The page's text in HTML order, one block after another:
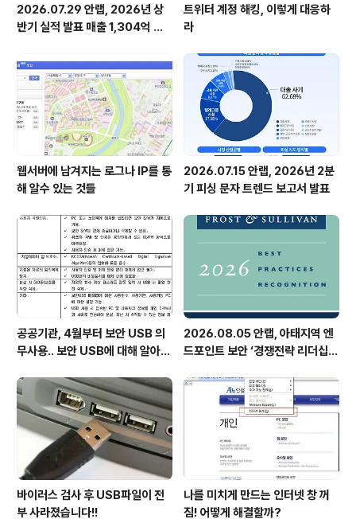
2026.07.29 안랩, 2026년 상
반기 실적 발표 매출 1,304억 원,
트위터 계정 해킹, 이렇게 대응하
라
웹서버에 남겨지는 로그나 IP를 통
해 알수 있는 것들
2026.07.15 안랩, 2026년 2분
기 피싱 문자 트렌드 보고서 발표
공공기관, 4월부터 보안 USB 의
무사용.. 보안 USB에 대해 알아봅
2026.08.05 안랩, 아태지역 엔
드포인트 보안 ‘경쟁전략 리더십’
바이러스 검사 후 USB파일이 전
부 사라졌습니다!!
나를 미치게 만드는 인터넷 창 꺼
짐! 어떻게 해결할까?